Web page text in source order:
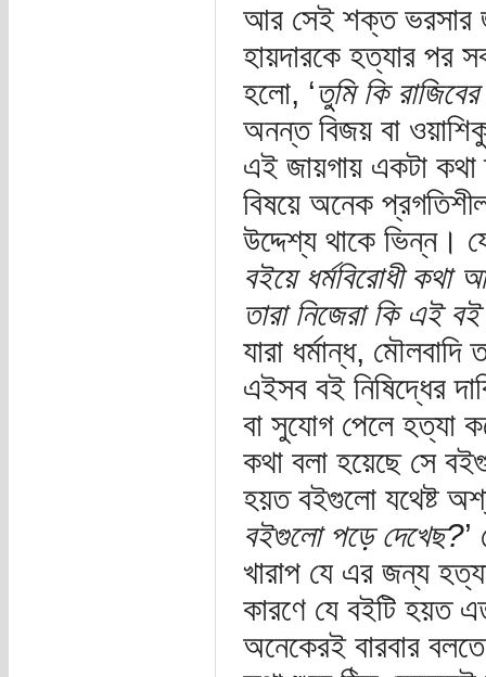
আর সেই শক্ত ভরসার
হায়দারকে হত্যার পর
হলো, ‘তুমি কি
অনন্ত বিজয় বা
এই জায়গায় একটা কথা
বিষয়ে অনেক
উদ্দেশ্য থাকে ভিন্ন।
বইয়ে ধর্মবিরোধী
তারা নিজেরা কি এই
যারা ধর্মান্ধ,
এইসব বই নিষিদ্ধের
বা সুযোগ পেলে হত্যা
কথা বলা হয়েছে সে
হয়ত বইগুলো যথেষ্ট
বইগুলো পড়ে দেখেছ?’
খারাপ যে এর জন্য
কারণে যে বইটি হয়ত
অনেকেরই বারবার